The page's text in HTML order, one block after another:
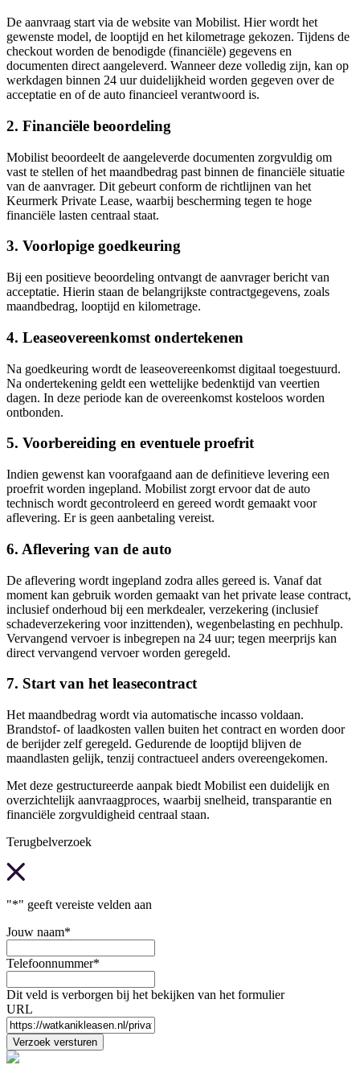
De aanvraag start via de website van Mobilist. Hier wordt het
gewenste model, de looptijd en het kilometrage gekozen. Tijdens de
checkout worden de benodigde (financiële) gegevens en
documenten direct aangeleverd. Wanneer deze volledig zijn, kan op
werkdagen binnen 24 uur duidelijkheid worden gegeven over de
acceptatie en of de auto financieel verantwoord is.
2. Financiële beoordeling
Mobilist beoordeelt de aangeleverde documenten zorgvuldig om
vast te stellen of het maandbedrag past binnen de financiële situatie
van de aanvrager. Dit gebeurt conform de richtlijnen van het
Keurmerk Private Lease, waarbij bescherming tegen te hoge
financiële lasten centraal staat.
3. Voorlopige goedkeuring
Bij een positieve beoordeling ontvangt de aanvrager bericht van
acceptatie. Hierin staan de belangrijkste contractgegevens, zoals
maandbedrag, looptijd en kilometrage.
4. Leaseovereenkomst ondertekenen
Na goedkeuring wordt de leaseovereenkomst digitaal toegestuurd.
Na ondertekening geldt een wettelijke bedenktijd van veertien
dagen. In deze periode kan de overeenkomst kosteloos worden
ontbonden.
5. Voorbereiding en eventuele proefrit
Indien gewenst kan voorafgaand aan de definitieve levering een
proefrit worden ingepland. Mobilist zorgt ervoor dat de auto
technisch wordt gecontroleerd en gereed wordt gemaakt voor
aflevering. Er is geen aanbetaling vereist.
6. Aflevering van de auto
De aflevering wordt ingepland zodra alles gereed is. Vanaf dat
moment kan gebruik worden gemaakt van het private lease contract,
inclusief onderhoud bij een merkdealer, verzekering (inclusief
schadeverzekering voor inzittenden), wegenbelasting en pechhulp.
Vervangend vervoer is inbegrepen na 24 uur; tegen meerprijs kan
direct vervangend vervoer worden geregeld.
7. Start van het leasecontract
Het maandbedrag wordt via automatische incasso voldaan.
Brandstof- of laadkosten vallen buiten het contract en worden door
de berijder zelf geregeld. Gedurende de looptijd blijven de
maandlasten gelijk, tenzij contractueel anders overeengekomen.
Met deze gestructureerde aanpak biedt Mobilist een duidelijk en
overzichtelijk aanvraagproces, waarbij snelheid, transparantie en
financiële zorgvuldigheid centraal staan.
Terugbelverzoek
"*" geeft vereiste velden aan
Jouw naam*
Telefoonnummer*
Dit veld is verborgen bij het bekijken van het formulier
URL